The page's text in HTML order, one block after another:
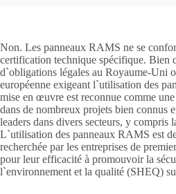
Non. Les panneaux RAMS ne se
certification technique spécifique. Bien
d`obligations légales au Royaume-Uni
européenne exigeant l`utilisation des
mise en œuvre est reconnue comme
dans de nombreux projets bien connus
leaders dans divers secteurs, y compris
L`utilisation des panneaux RAMS est
recherchée par les entreprises de
pour leur efficacité à promouvoir la
l`environnement et la qualité (SHEQ)